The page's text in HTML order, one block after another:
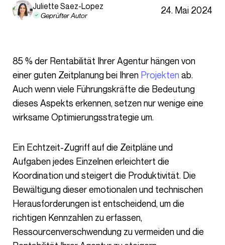
Juliette Saez-Lopez
Geprüfter Autor 24. Mai 2024
85 % der Rentabilität Ihrer Agentur hängen von
einer guten Zeitplanung bei Ihren Projekten ab.
Auch wenn viele Führungskräfte die Bedeutung
dieses Aspekts erkennen, setzen nur wenige eine
wirksame Optimierungsstrategie um.
Ein Echtzeit-Zugriff auf die Zeitpläne und
Aufgaben jedes Einzelnen erleichtert die
Koordination und steigert die Produktivität. Die
Bewältigung dieser emotionalen und technischen
Herausforderungen ist entscheidend, um die
richtigen Kennzahlen zu erfassen,
Ressourcenverschwendung zu vermeiden und die